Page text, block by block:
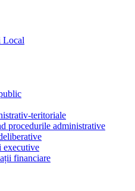
Local
teritoriale
procedurile administrative
executive
financiare